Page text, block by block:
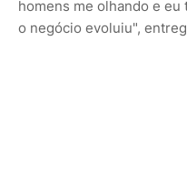
homens me olhando e
o negócio evoluiu",